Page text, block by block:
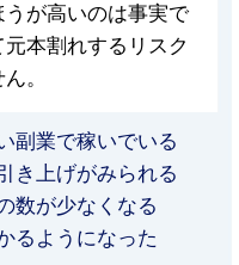
が高いのは事実で
本割れするリスク
。
副業で稼いでいる
き上げがみられる
数が少なくなる
るようになった